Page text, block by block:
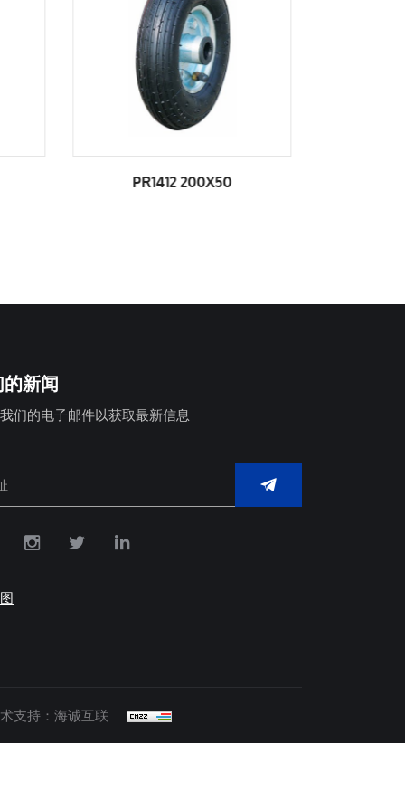
PR1415 200X50
新闻
们的电子邮件以获取最新信息
支持：海诚互联